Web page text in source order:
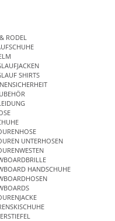
RODEL
SHIRTS
UNTERHOSEN
HANDSCHUHE